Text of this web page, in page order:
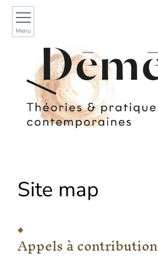
Menu
Site map
Appels à contribution